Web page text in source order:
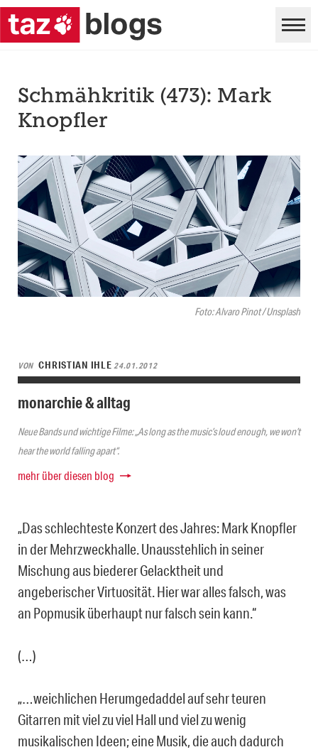
Foto: Alvaro Pinot / Unsplash
Schmähkritik (473): Mark
Knopfler
VON CHRISTIAN IHLE24.01.2012
monarchie & alltag
Neue Bands und wichtige Filme: „As long as the music’s loud enough, we won’t
hear the world falling apart“.
mehr über diesen blog
„Das schlechteste Konzert des Jahres: Mark Knopfler
in der Mehrzweckhalle. Unausstehlich in seiner
Mischung aus biederer Gelacktheit und
angeberischer Virtuosität. Hier war alles falsch, was
an Popmusik überhaupt nur falsch sein kann.“
(…)
„…weichlichen Herumgedaddel auf sehr teuren
Gitarren mit viel zu viel Hall und viel zu wenig
musikalischen Ideen; eine Musik, die auch dadurch